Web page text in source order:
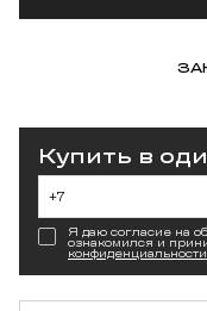
Купить в
Я даю согласие на
ознакомился и
конфиденциальности